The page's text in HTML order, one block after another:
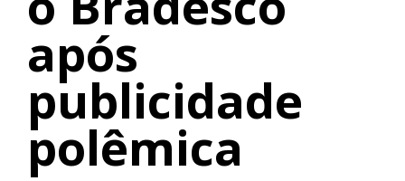
após
publicidade
polêmica